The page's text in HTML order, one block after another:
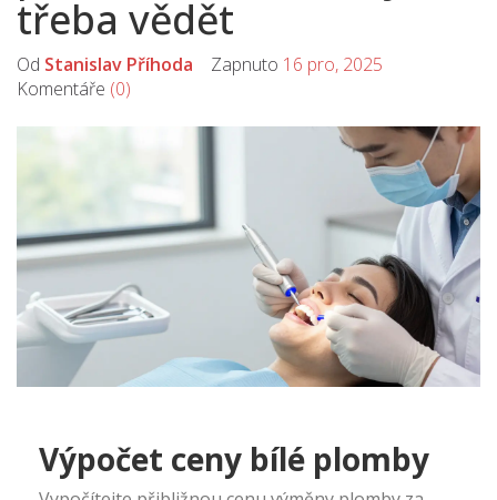
třeba vědět
Od Stanislav Příhoda Zapnuto 16 pro, 2025
Komentáře (0)
Výpočet ceny bílé plomby